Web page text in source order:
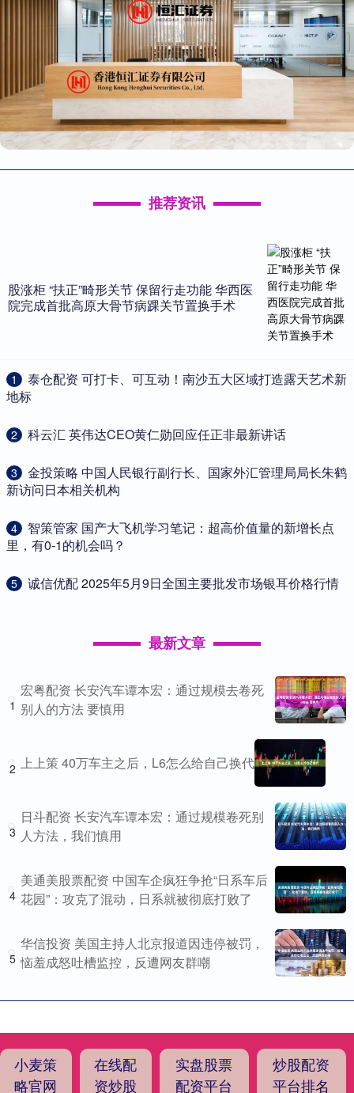
推荐资讯
股涨柜 “扶正”畸形关节 保留行走功能 华西医
院完成首批高原大骨节病踝关节置换手术
1
​泰仓配资 可打卡、可互动！南沙五大区域打造露天艺术新
地标
2 ​科云汇 英伟达CEO黄仁勋回应任正非最新讲话
3
​金投策略 中国人民银行副行长、国家外汇管理局局长朱鹤
新访问日本相关机构
4
​智策管家 国产大飞机学习笔记：超高价值量的新增长点
里，有0-1的机会吗？
5 ​诚信优配 2025年5月9日全国主要批发市场银耳价格行情
最新文章
1
宏粤配资 长安汽车谭本宏：通过规模去卷死
别人的方法 要慎用
2 上上策 40万车主之后，L6怎么给自己换代
3
日斗配资 长安汽车谭本宏：通过规模卷死别
人方法，我们慎用
4
美通美股票配资 中国车企疯狂争抢“日系车后
花园”：攻克了混动，日系就被彻底打败了
5
华信投资 美国主持人北京报道因违停被罚，
恼羞成怒吐槽监控，反遭网友群嘲
小麦策
略官网
在线配
资炒股
实盘股票
配资平台
炒股配资
平台排名